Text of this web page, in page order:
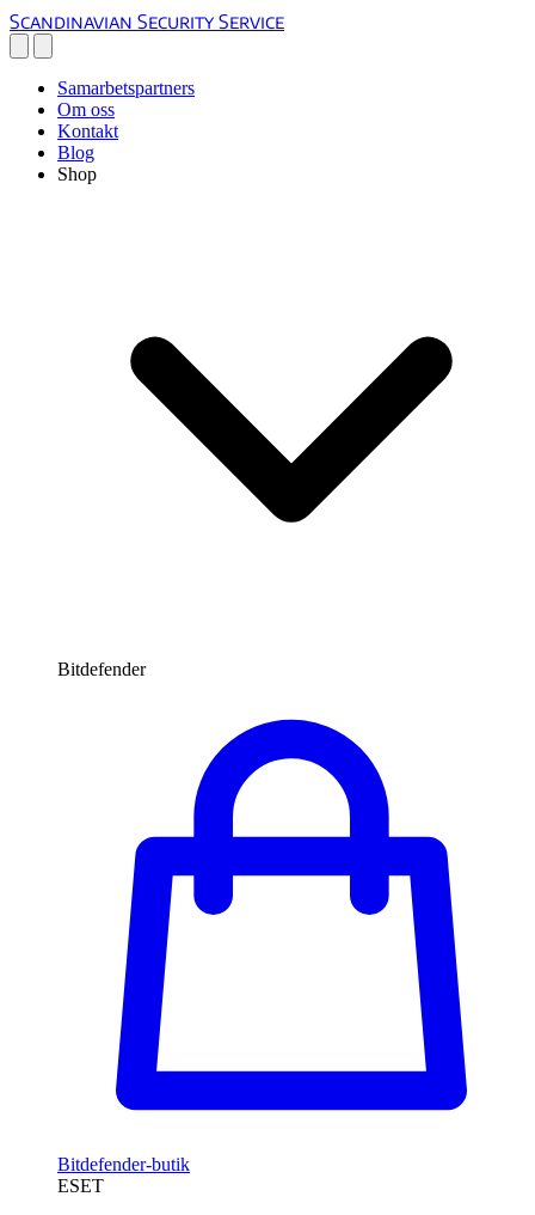
Scandinavian Security Service
Samarbetspartners
Om oss
Kontakt
Blog
Shop
Bitdefender
Bitdefender-butik
ESET